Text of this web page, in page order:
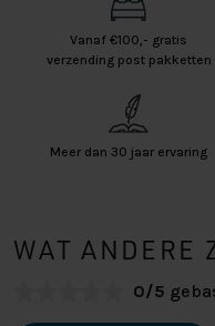
Vanaf €100,- gratis
verzending post pakketten
Meer dan 30 jaar ervaring
WAT ANDERE
0/5